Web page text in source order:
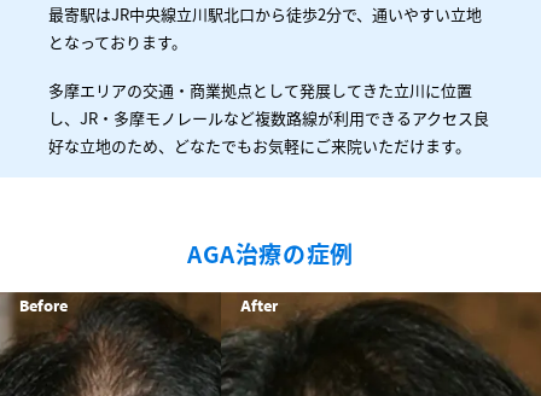
最寄駅はJR中央線立川駅北口から徒歩2分で、通いやすい立地
となっております。
多摩エリアの交通・商業拠点として発展してきた立川に位置
し、JR・多摩モノレールなど複数路線が利用できるアクセス良
好な立地のため、どなたでもお気軽にご来院いただけます。
AGA治療の症例